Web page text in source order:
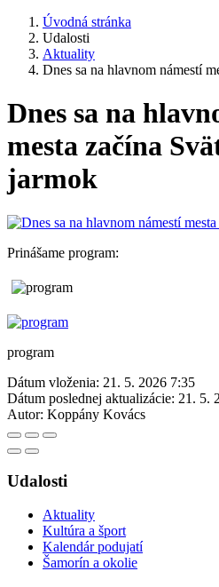
Úvodná stránka
Udalosti
Aktuality
Dnes sa na hlavnom námestí
Dnes sa na
mesta začína
jarmok
Prinášame program:
program
Dátum vloženia: 21. 5. 2026 7:35
Dátum poslednej aktualizácie: 21. 5.
Autor: Koppány Kovács
Udalosti
Aktuality
Kultúra a šport
Kalendár podujatí
Šamorín a okolie